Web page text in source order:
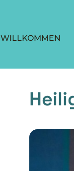
WILLKOMMEN